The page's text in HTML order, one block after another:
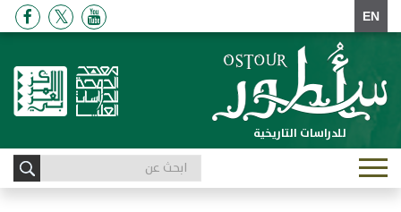
EN
للدراسات التاريخية
Toggle
navigation